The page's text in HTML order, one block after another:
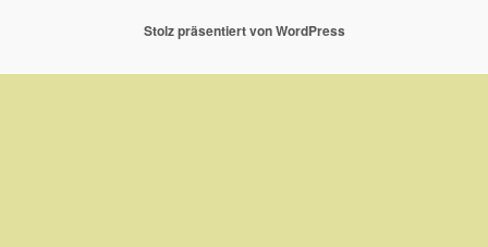
Stolz präsentiert von WordPress